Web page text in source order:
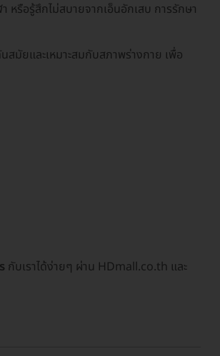
รือรู้สึกไม่สบายจากเอ็นอักเสบ การรักษา
มัยและเหมาะสมกับสภาพร่างกาย เพื่อ
กับเราได้ง่ายๆ ผ่าน HDmall.co.th และ